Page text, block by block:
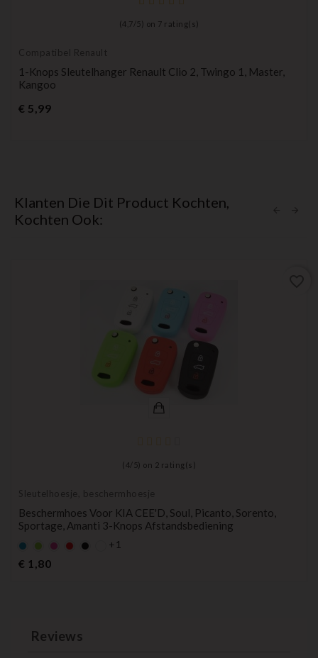
(4,7 / 5) on 7 rating(s)
Compatibel Renault
1-Knops Sleutelhanger Renault Clio 2, Twingo 1, Master,
Kangoo
€ 5,99Prijs
Klanten Die Dit Product Kochten,
Kochten Ook:
( 4/ 5) on 2 rating(s)
Sleutelhoesje, beschermhoesje
Beschermhoes Voor KIA CEE'D, Soul, Picanto, Sorento,
Sportage, Amanti 3-Knops Afstandsbediening
Default
empty
name
Default
empty
name
Default
DefaultZwart+1
€ 1,80Prijs
Reviews